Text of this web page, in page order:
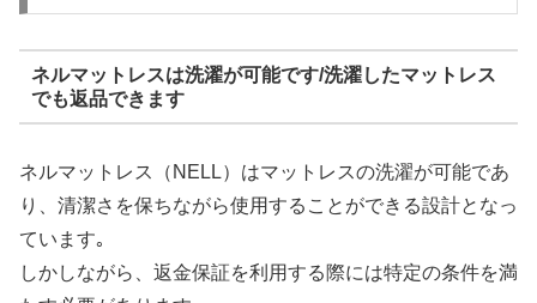
ネルマットレスは洗濯が可能です/洗濯したマットレス
でも返品できます
ネルマットレス（NELL）はマットレスの洗濯が可能であ
り、清潔さを保ちながら使用することができる設計となっ
ています｡
しかしながら、返金保証を利用する際には特定の条件を満